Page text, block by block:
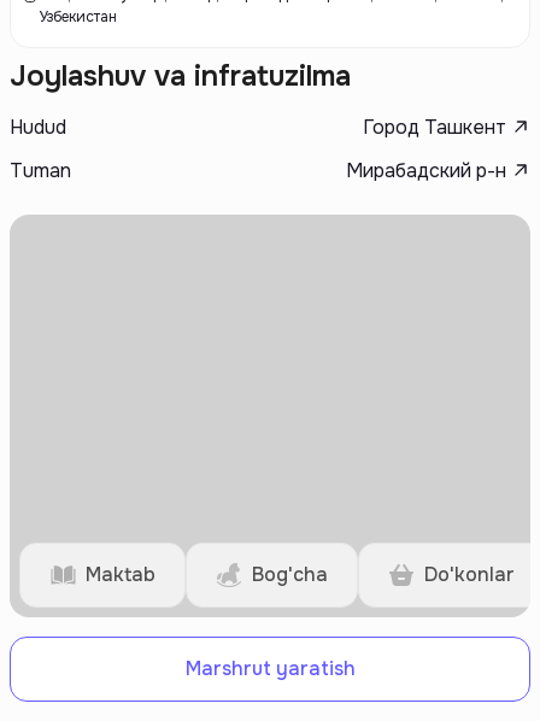
Узбекистан
Joylashuv va infratuzilma
Hudud
Город Ташкент
Tuman
Мирабадский р-н
Maktab Bog'cha Do'konlar
Marshrut yaratish